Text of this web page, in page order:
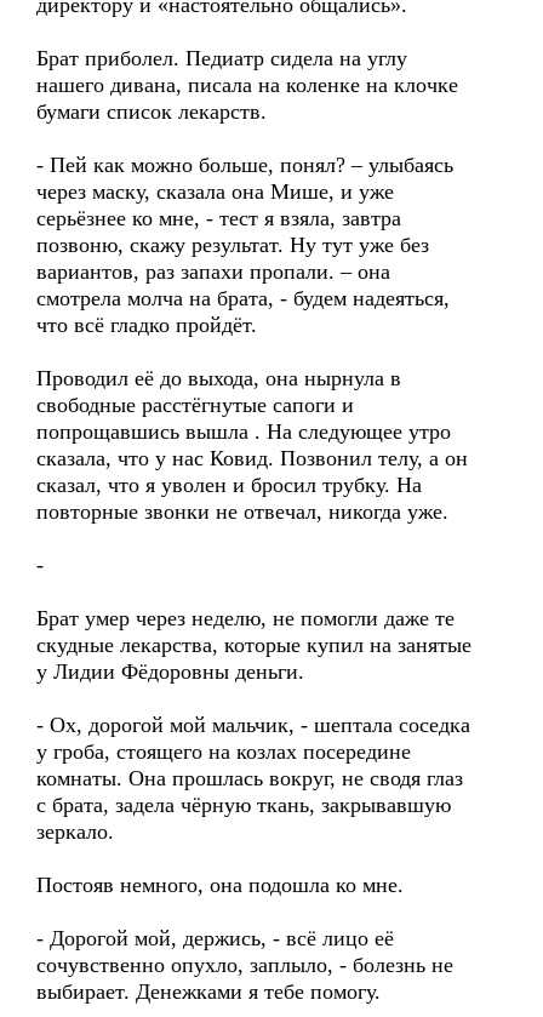
директору и «настоятельно общались».
Брат приболел. Педиатр сидела на углу
нашего дивана, писала на коленке на клочке
бумаги список лекарств.
- Пей как можно больше, понял? – улыбаясь
через маску, сказала она Мише, и уже
серьёзнее ко мне, - тест я взяла, завтра
позвоню, скажу результат. Ну тут уже без
вариантов, раз запахи пропали. – она
смотрела молча на брата, - будем надеяться,
что всё гладко пройдёт.
Проводил её до выхода, она нырнула в
свободные расстёгнутые сапоги и
попрощавшись вышла . На следующее утро
сказала, что у нас Ковид. Позвонил телу, а он
сказал, что я уволен и бросил трубку. На
повторные звонки не отвечал, никогда уже.
-
Брат умер через неделю, не помогли даже те
скудные лекарства, которые купил на занятые
у Лидии Фёдоровны деньги.
- Ох, дорогой мой мальчик, - шептала соседка
у гроба, стоящего на козлах посередине
комнаты. Она прошлась вокруг, не сводя глаз
с брата, задела чёрную ткань, закрывавшую
зеркало.
Постояв немного, она подошла ко мне.
- Дорогой мой, держись, - всё лицо её
сочувственно опухло, заплыло, - болезнь не
выбирает. Денежками я тебе помогу.